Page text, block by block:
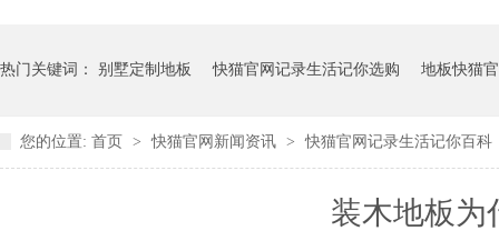
热门关键词： 别墅定制地板 快猫官网记录生活记你选购 地板快猫
您的位置: 首页 > 快猫官网新闻资讯 > 快猫官网记录生活记你百科
装木地板为